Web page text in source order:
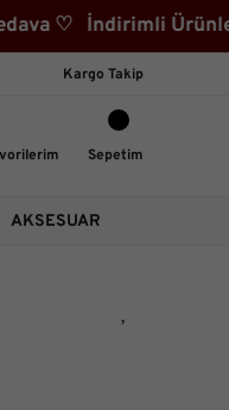
Kargo Takip
Sepetim
AKSESUAR